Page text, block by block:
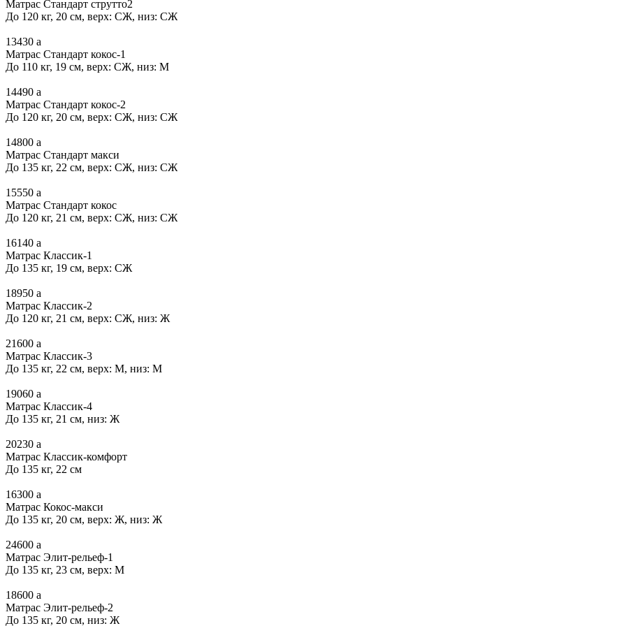
Матрас Стандарт струтто2
До 120 кг, 20 см, верх: СЖ, низ: СЖ
13430 a
Матрас Стандарт кокос-1
До 110 кг, 19 см, верх: СЖ, низ: М
14490 a
Матрас Стандарт кокос-2
До 120 кг, 20 см, верх: СЖ, низ: СЖ
14800 a
Матрас Стандарт макси
До 135 кг, 22 см, верх: СЖ, низ: СЖ
15550 a
Матрас Стандарт кокос
До 120 кг, 21 см, верх: СЖ, низ: СЖ
16140 a
Матрас Классик-1
До 135 кг, 19 см, верх: СЖ
18950 a
Матрас Классик-2
До 120 кг, 21 см, верх: СЖ, низ: Ж
21600 a
Матрас Классик-3
До 135 кг, 22 см, верх: М, низ: М
19060 a
Матрас Классик-4
До 135 кг, 21 см, низ: Ж
20230 a
Матрас Классик-комфорт
До 135 кг, 22 см
16300 a
Матрас Кокос-макси
До 135 кг, 20 см, верх: Ж, низ: Ж
24600 a
Матрас Элит-рельеф-1
До 135 кг, 23 см, верх: М
18600 a
Матрас Элит-рельеф-2
До 135 кг, 20 см, низ: Ж